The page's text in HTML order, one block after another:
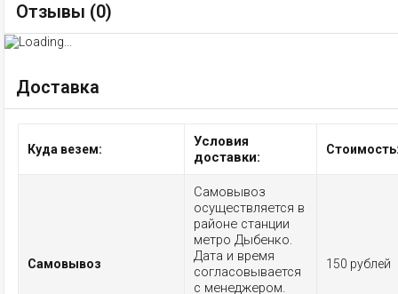
Отзывы (0)
Доставка
Куда везем:
Условия
доставки:
Самовывоз
Самовывоз
осуществляется в
районе станции
метро Дыбенко.
Дата и время
согласовывается
с менеджером.
150 рублей